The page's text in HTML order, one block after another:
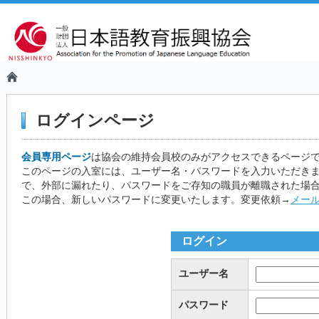
ログインページ
会員専用ページは協会の維持会員校のみがアクセスできるページ
このページの入室には、ユーザー名・パスワードを入力いただ
で、外部に漏れたり、パスワードをご存知の職員が離職された場
この場合、新しいパスワードに変更いたします。変更依頼→ メー
ログイン
ユーザー名
パスワード